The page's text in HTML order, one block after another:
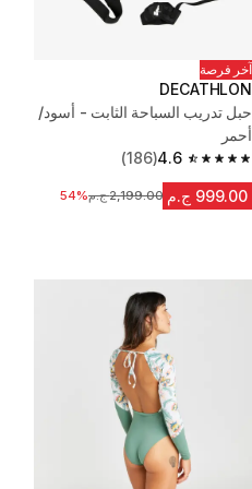
آخر فرصة
DECATHLON
حبل تدريب السباحة الثابت - أسود/
أحمر
4.6
4.6 out of 5 stars from 186 reviews
(186)
999.00 ج.م السعر قبل التخفيض
2,199.00 ج.م 54%